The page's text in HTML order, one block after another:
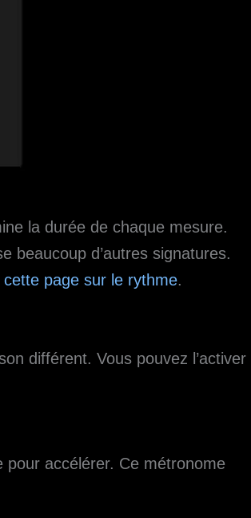
la durée de chaque mesure.
beaucoup d’autres signatures.
cette page sur le rythme.
différent. Vous pouvez l’activer
accélérer. Ce métronome